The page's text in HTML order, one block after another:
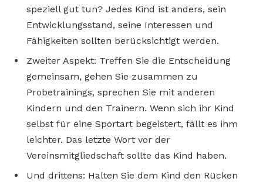
speziell gut tun? Jedes Kind ist anders, sein
Entwicklungsstand, seine Interessen und
Fähigkeiten sollten berücksichtigt werden.
Zweiter Aspekt: Treffen Sie die Entscheidung
gemeinsam, gehen Sie zusammen zu
Probetrainings, sprechen Sie mit anderen
Kindern und den Trainern. Wenn sich ihr Kind
selbst für eine Sportart begeistert, fällt es ihm
leichter. Das letzte Wort vor der
Vereinsmitgliedschaft sollte das Kind haben.
Und drittens: Halten Sie dem Kind den Rücken